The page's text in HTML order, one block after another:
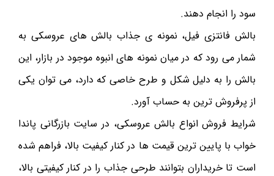
سود را انجام دهند.
بالش فانتزی فیل، نمونه ی جذاب بالش های عروسکی به
شمار می رود که در میان نمونه های انبوه موجود در بازار، این
بالش را به دلیل شکل و طرح خاصی که دارد، می توان یکی
از پرفروش ترین به حساب آورد.
شرایط فروش انواع بالش عروسکی، در سایت بازرگانی پاندا
خواب با پایین ترین قیمت ها در کنار کیفیت بالا، فراهم شده
است تا خریداران بتوانند طرحی جذاب را در کنار کیفیتی بالا،